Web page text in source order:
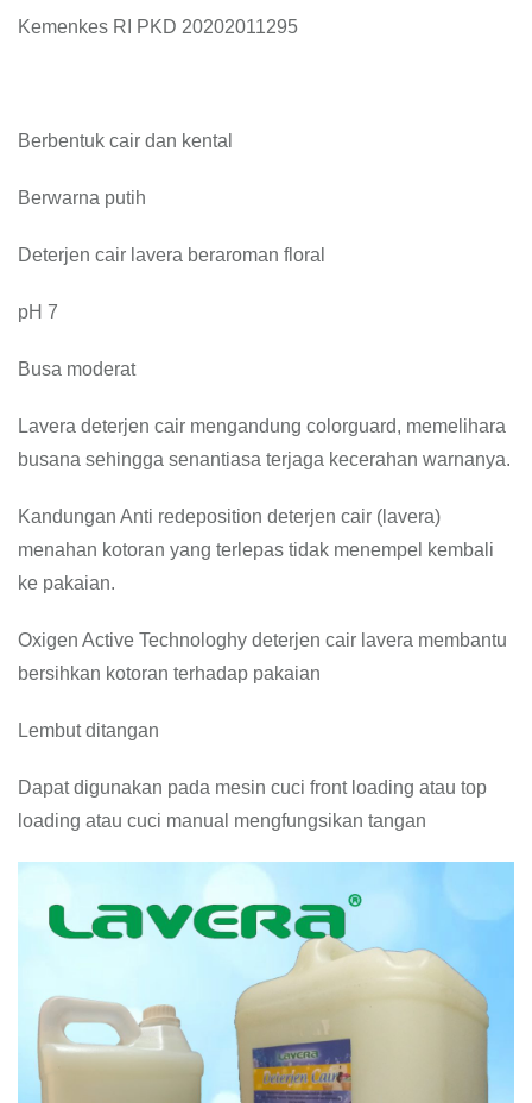
Kemenkes RI PKD 20202011295
Berbentuk cair dan kental
Berwarna putih
Deterjen cair lavera beraroman floral
pH 7
Busa moderat
Lavera deterjen cair mengandung colorguard, memelihara
busana sehingga senantiasa terjaga kecerahan warnanya.
Kandungan Anti redeposition deterjen cair (lavera)
menahan kotoran yang terlepas tidak menempel kembali
ke pakaian.
Oxigen Active Technologhy deterjen cair lavera membantu
bersihkan kotoran terhadap pakaian
Lembut ditangan
Dapat digunakan pada mesin cuci front loading atau top
loading atau cuci manual mengfungsikan tangan